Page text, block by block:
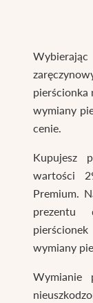
pierścionka
wymiany
cenie.
Kupujesz
wartości
Premium.
prezentu
wymiany
Wymianie